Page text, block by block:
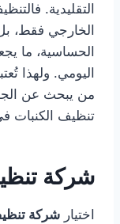
التقليدية.
الخارجي فقط،
الحساسية، ما
من يبحث عن
تنظيف الكنبات
شركة
اختيار شركة